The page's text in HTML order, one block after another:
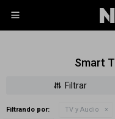

Smart
Filtrando por: TV y Audio